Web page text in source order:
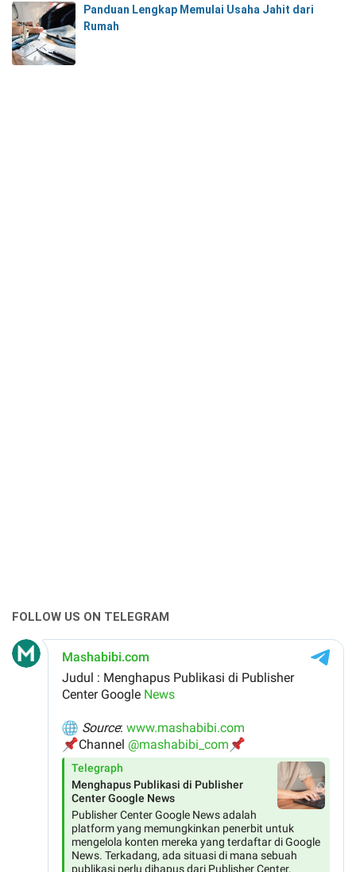
Panduan Lengkap Memulai Usaha Jahit dari
Rumah
FOLLOW US ON TELEGRAM